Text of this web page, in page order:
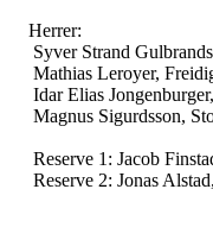
Herrer:
Syver Strand
Mathias Leroyer,
Idar Elias
Magnus Sigurdsson,
Reserve 1: Jacob
Reserve 2: Jonas